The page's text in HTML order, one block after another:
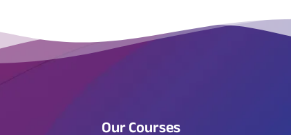
Our Courses